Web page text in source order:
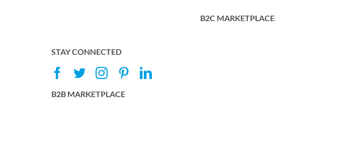
STAY CONNECTED
B2B MARKETPLACE
B2C MARKETPLACE